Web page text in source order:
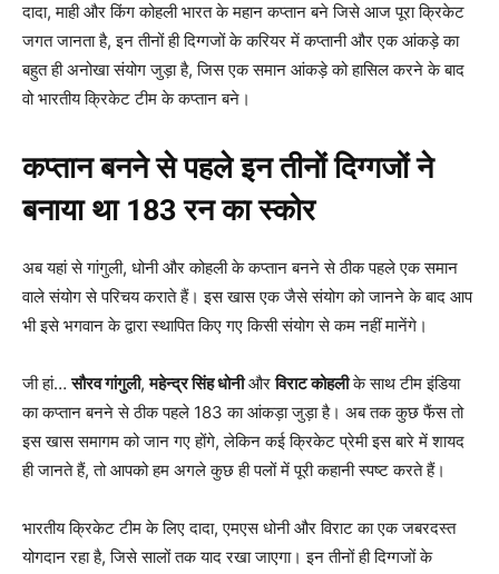
दादा, माही और किंग कोहली भारत के महान कप्तान बने जिसे आज पूरा क्रिकेट
जगत जानता है, इन तीनों ही दिग्गजों के करियर में कप्तानी और एक आंकड़े का
बहुत ही अनोखा संयोग जुड़ा है, जिस एक समान आंकड़े को हासिल करने के बाद
वो भारतीय क्रिकेट टीम के कप्तान बने।
कप्तान बनने से पहले इन तीनों दिग्गजों ने
बनाया था 183 रन का स्कोर
अब यहां से गांगुली, धोनी और कोहली के कप्तान बनने से ठीक पहले एक समान
वाले संयोग से परिचय कराते हैं। इस खास एक जैसे संयोग को जानने के बाद आप
भी इसे भगवान के द्वारा स्थापित किए गए किसी संयोग से कम नहीं मानेंगे।
जी हां…सौरव गांगुली,महेन्द्र सिंह धोनीऔरविराट कोहलीके साथ टीम इंडिया
का कप्तान बनने से ठीक पहले 183 का आंकड़ा जुड़ा है। अब तक कुछ फैंस तो
इस खास समागम को जान गए होंगे, लेकिन कई क्रिकेट प्रेमी इस बारे में शायद
ही जानते हैं, तो आपको हम अगले कुछ ही पलों में पूरी कहानी स्पष्ट करते हैं।
भारतीय क्रिकेट टीम के लिए दादा, एमएस धोनी और विराट का एक जबरदस्त
योगदान रहा है, जिसे सालों तक याद रखा जाएगा। इन तीनों ही दिग्गजों के